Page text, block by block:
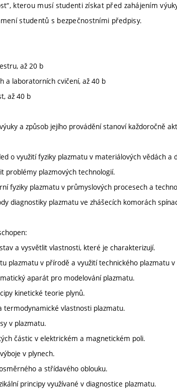
kterou musí studenti získat před zahájením
studentů s bezpečnostními předpisy.
až 20 b
a laboratorních cvičení, až 40 b
až 40 b
a způsob jejího provádění stanoví každoročně
o využití fyziky plazmatu v materiálových vědách a
problémy plazmových technologií.
fyziky plazmatu v průmyslových procesech a
diagnostiky plazmatu ve zhášecích komorách
a vysvětlit vlastnosti, které je charakterizují.
plazmatu v přírodě a využití technického plazmatu
aparát pro modelování plazmatu.
kinetické teorie plynů.
termodynamické vlastnosti plazmatu.
v plazmatu.
částic v elektrickém a magnetickém poli.
v plynech.
a střídavého oblouku.
principy využívané v diagnostice plazmatu.